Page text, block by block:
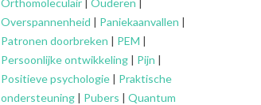
Overspannenheid | Paniekaanvallen |
Patronen doorbreken | PEM |
Persoonlijke ontwikkeling | Pijn |
Positieve psychologie | Praktische
ondersteuning | Pubers | Quantum